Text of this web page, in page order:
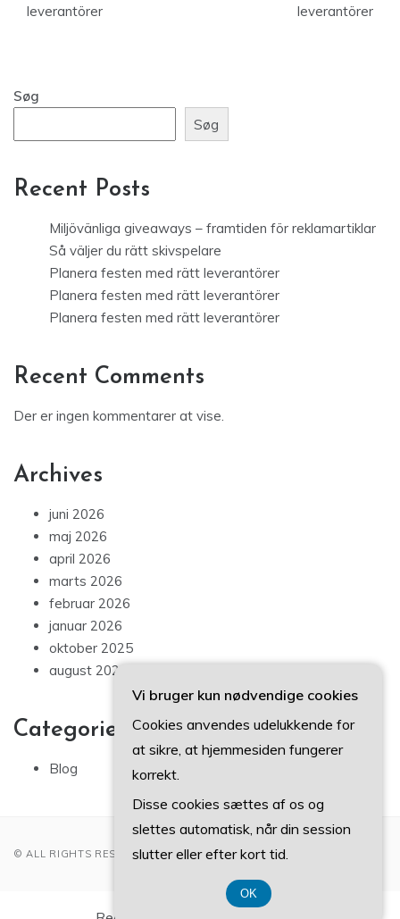
leverantörer
leverantörer
Søg
Søg
Recent Posts
Miljövänliga giveaways – framtiden för reklamartiklar
Så väljer du rätt skivspelare
Planera festen med rätt leverantörer
Planera festen med rätt leverantörer
Planera festen med rätt leverantörer
Recent Comments
Der er ingen kommentarer at vise.
Archives
juni 2026
maj 2026
april 2026
marts 2026
februar 2026
januar 2026
oktober 2025
august 2025
Categories
Blog
© ALL RIGHTS RESERVED 2022
Vi bruger kun nødvendige cookies
Cookies anvendes udelukkende for
at sikre, at hjemmesiden fungerer
korrekt.
Disse cookies sættes af os og
slettes automatisk, når din session
slutter eller efter kort tid.
OK